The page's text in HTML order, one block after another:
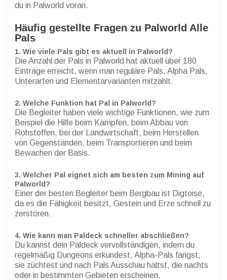
du in Palworld voran.
Häufig gestellte Fragen zu Palworld Alle
Pals
1. Wie viele Pals gibt es aktuell in Palworld?
Die Anzahl der Pals in Palworld hat aktuell über 180
Einträge erreicht, wenn man reguläre Pals, Alpha Pals,
Unterarten und Elementarvarianten mitzählt.
2. Welche Funktion hat Pal in Palworld?
Die Begleiter haben viele wichtige Funktionen, wie zum
Beispiel die Hilfe beim Kämpfen, beim Abbau von
Rohstoffen, bei der Landwirtschaft, beim Herstellen
von Gegenständen, beim Transportieren und beim
Bewachen der Basis.
3. Welcher Pal eignet sich am besten zum Mining auf
Palworld?
Einer der besten Begleiter beim Bergbau ist Digtoise,
da es die Fähigkeit besitzt, Gestein und Erze schnell zu
zerstören.
4. Wie kann man Paldeck schneller abschließen?
Du kannst dein Paldeck vervollständigen, indem du
regelmäßig Dungeons erkundest, Alpha-Pals fängst,
sie züchtest und nach Pals Ausschau hältst, die nachts
oder in bestimmten Gebieten erscheinen.